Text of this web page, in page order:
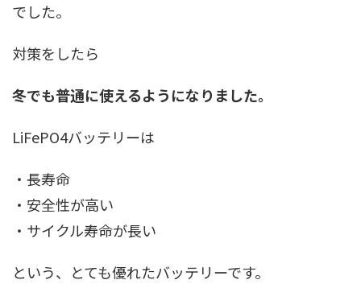
でした。
対策をしたら
冬でも普通に使えるようになりました。
LiFePO4バッテリーは
・長寿命
・安全性が高い
・サイクル寿命が長い
という、とても優れたバッテリーです。